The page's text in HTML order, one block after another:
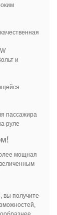
и
пассажира
руле
мощная
вы получите